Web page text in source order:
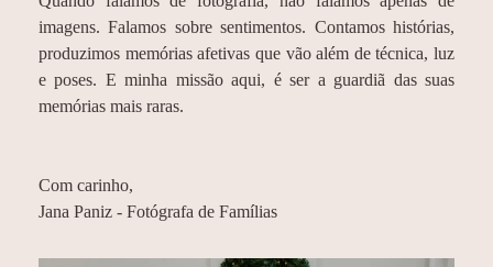
imagens. Falamos sobre sentimentos. Contamos histórias,
produzimos memórias afetivas que vão além de técnica, luz
e poses. E minha missão aqui, é ser a guardiã das suas
memórias mais raras.
Com carinho,
Jana Paniz - Fotógrafa de Famílias